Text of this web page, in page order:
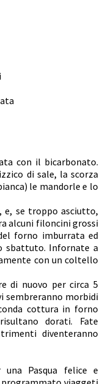
con il bicarbonato.
di sale, la scorza
le mandorle e lo
e, se troppo asciutto,
alcuni filoncini grossi
forno imburrata ed
sbattuto. Infornate a
con un coltello
di nuovo per circa 5
sembreranno morbidi
cottura in forno
dorati. Fate
diventeranno
Pasqua felice e